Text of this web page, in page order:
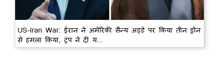
US-Iran War: ईरान ने अमेरिकी सैन्य अड्डे पर किया तीन ड्रोन
से हमला किया, ट्रंप ने दी य...